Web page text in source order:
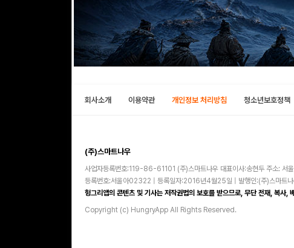
회사소개 이용약관 개인정보 처리방침 청소년보호정책
(주)스마트나우
사업자등록번호:119-86-61101 (주)스마트나우 대표이사:송현두 주
등록번호:서울아02322 | 등록일자:2016년4월25일 | 발행인:(주)스마트나
헝그리앱의 콘텐츠 및 기사는 저작권법의 보호를 받으므로, 무단 전재, 복사,
Copyright (c) HungryApp All Rights Reserved.